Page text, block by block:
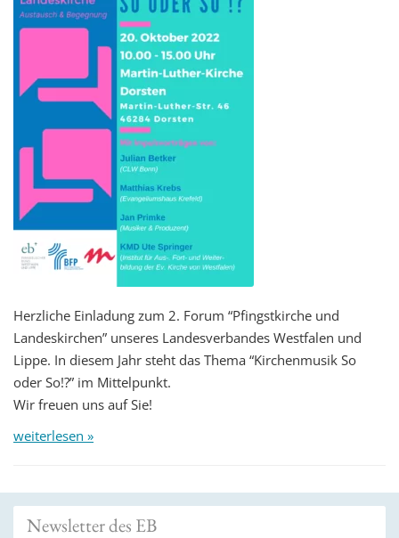
Herzliche Einladung zum 2. Forum “Pfingstkirche und
Landeskirchen” unseres Landesverbandes Westfalen und
Lippe. In diesem Jahr steht das Thema “Kirchenmusik So
oder So!?” im Mittelpunkt.
Wir freuen uns auf Sie!
weiterlesen »
Newsletter des EB